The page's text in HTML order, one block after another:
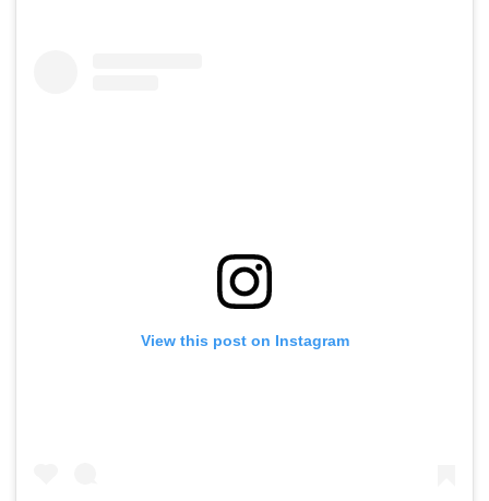
View this post on Instagram